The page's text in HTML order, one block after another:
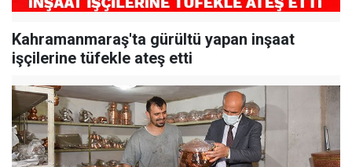
Kahramanmaraş'ta gürültü yapan inşaat
işçilerine tüfekle ateş etti